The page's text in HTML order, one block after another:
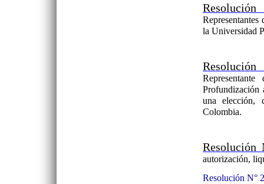
Resolución
la Universidad
Resolución
Profundización
una elección,
Colombia.
Resolución
autorización,
Resolución N°